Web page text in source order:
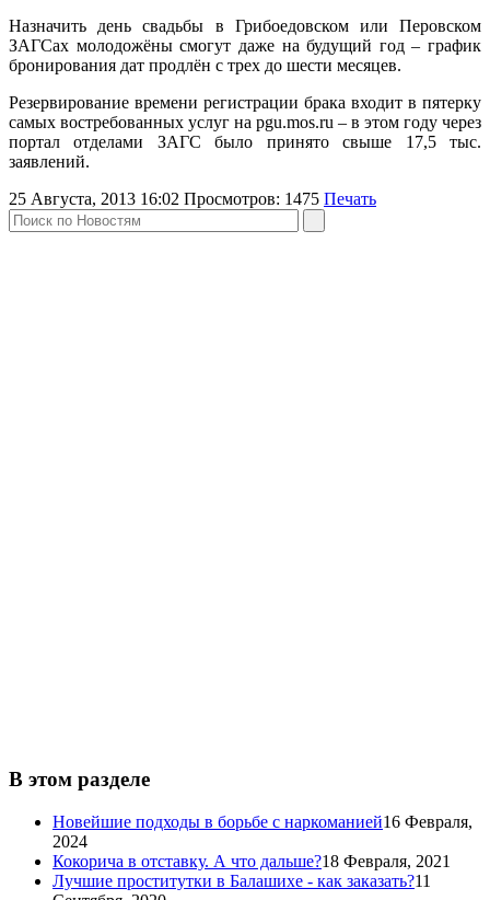
Назначить день свадьбы в Грибоедовском или Перовском
ЗАГСах молодожёны смогут даже на будущий год – график
бронирования дат продлён с трех до шести месяцев.
Резервирование времени регистрации брака входит в пятерку
самых востребованных услуг на pgu.mos.ru – в этом году через
портал отделами ЗАГС было принято свыше 17,5 тыс.
заявлений.
25 Августа, 2013 16:02 Просмотров: 1475 Печать
В этом разделе
Новейшие подходы в борьбе с наркоманией16 Февраля,
2024
Кокорича в отставку. А что дальше?18 Февраля, 2021
Лучшие проститутки в Балашихе - как заказать?11